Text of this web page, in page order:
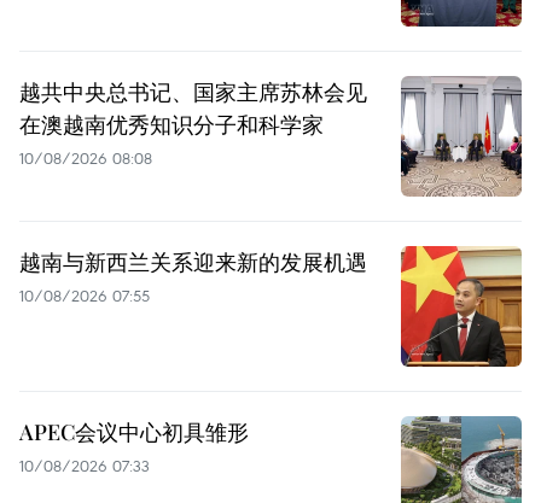
越共中央总书记、国家主席苏林会见
在澳越南优秀知识分子和科学家
10/08/2026 08:08
越南与新西兰关系迎来新的发展机遇
10/08/2026 07:55
APEC会议中心初具雏形
10/08/2026 07:33